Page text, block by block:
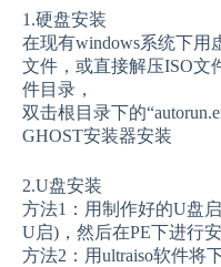
1.硬盘安装
在现有windows系统下用
文件，或直接解压ISO文
件目录，
双击根目录下的
GHOST安装器安装
2.U盘安装
方法1：用制作好的U盘
U启)，然后在PE下进行
方法2：用ultraiso软件将